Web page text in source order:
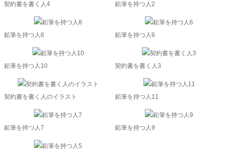
契約書を書く人4 鉛筆を持つ人2
鉛筆を持つ人8 鉛筆を持つ人6
鉛筆を持つ人10 契約書を書く人3
契約書を書く人のイラスト 鉛筆を持つ人11
鉛筆を持つ人7 鉛筆を持つ人9